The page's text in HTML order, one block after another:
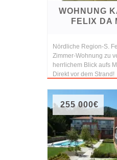
WOHNUNG
FELIX DA
Nördliche Region-S.
Zimmer-Wohnung zu
herrlichem Blick aufs
Direkt vor dem Strand!
255 000€